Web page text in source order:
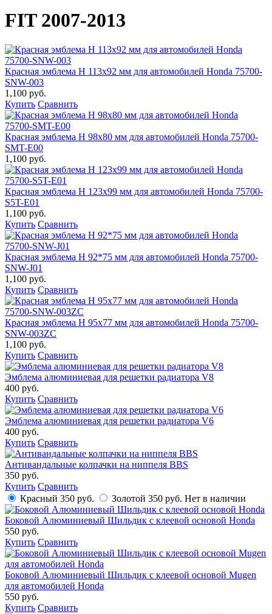
FIT 2007-2013
Красная эмблема H 113x92 мм для автомобилей Honda 75700-
SNW-003
1,100 руб.
Купить Сравнить
Красная эмблема H 98x80 мм для автомобилей Honda 75700-
SMT-E00
1,100 руб.
Красная эмблема H 123x99 мм для автомобилей Honda 75700-
S5T-E01
1,100 руб.
Купить Сравнить
Красная эмблема H 92*75 мм для автомобилей Honda 75700-
SNW-J01
1,100 руб.
Купить Сравнить
Красная эмблема H 95x77 мм для автомобилей Honda 75700-
SNW-003ZC
1,100 руб.
Купить Сравнить
Эмблема алюминиевая для решетки радиатора V8
400 руб.
Купить Сравнить
Эмблема алюминиевая для решетки радиатора V6
400 руб.
Купить Сравнить
Антивандальные колпачки на ниппеля BBS
350 руб.
Купить Сравнить
Красный 350 руб. Золотой 350 руб. Нет в наличии
Боковой Алюминиевый Шильдик с клеевой основой Honda
550 руб.
Купить Сравнить
Боковой Алюминиевый Шильдик с клеевой основой Mugen
для автомобилей Honda
550 руб.
Купить Сравнить